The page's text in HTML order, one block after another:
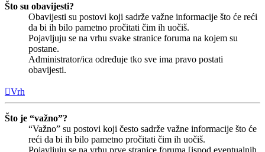
Što su obavijesti?
Obavijesti su postovi koji sadrže važne informacije što će reći
da bi ih bilo pametno pročitati čim ih uočiš.
Pojavljuju se na vrhu svake stranice foruma na kojem su
postane.
Administrator/ica određuje tko sve ima pravo postati
obavijesti.
Vrh
Što je “važno”?
“Važno” su postovi koji često sadrže važne informacije što će
reći da bi ih bilo pametno pročitati čim ih uočiš.
Pojavljuju se na vrhu prve stranice foruma [ispod eventualnih